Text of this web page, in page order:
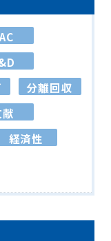
分離回収
経済性